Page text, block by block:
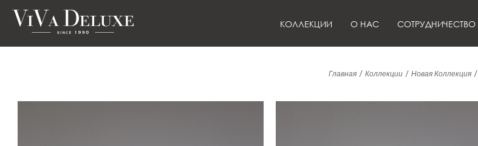
КОЛЛЕКЦИИ О НАС СОТРУДНИЧЕСТВО
Главная / Коллекции / Новая Коллекция /